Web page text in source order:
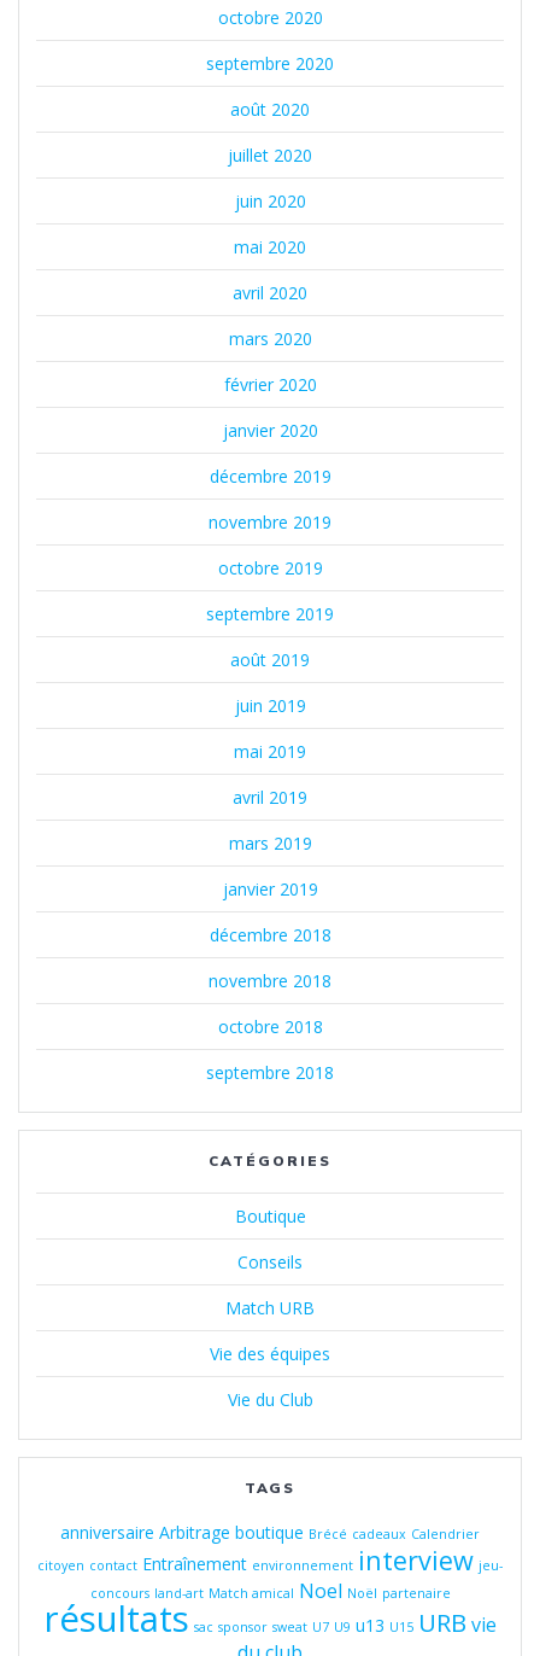
octobre 2020
septembre 2020
août 2020
juillet 2020
juin 2020
mai 2020
avril 2020
mars 2020
février 2020
janvier 2020
décembre 2019
novembre 2019
octobre 2019
septembre 2019
août 2019
juin 2019
mai 2019
avril 2019
mars 2019
janvier 2019
décembre 2018
novembre 2018
octobre 2018
septembre 2018
CATÉGORIES
Boutique
Conseils
Match URB
Vie des équipes
Vie du Club
TAGS
anniversaire Arbitrage boutique Brécé cadeaux Calendrier
citoyen contact Entraînement environnement interview jeu-
concours land-art Match amical Noel Noël partenaire
résultats sac sponsor sweat U7 U9 u13 U15 URB vie